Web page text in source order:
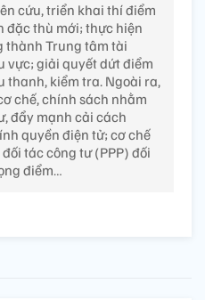
cứu, triển khai thí điểm
đặc thù mới; thực hiện
thành Trung tâm tài
vực; giải quyết dứt điểm
thanh, kiểm tra. Ngoài ra,
chế, chính sách nhằm
đẩy mạnh cải cách
quyền điện tử; cơ chế
tác công tư (PPP) đối
điểm…